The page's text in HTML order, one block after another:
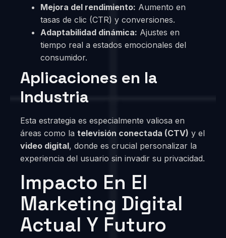
Mejora del rendimiento: Aumento en
tasas de clic (CTR) y conversiones.
Adaptabilidad dinámica: Ajustes en
tiempo real a estados emocionales del
consumidor.
Aplicaciones en la
Industria
Esta estrategia es especialmente valiosa en
áreas como latelevisión conectada (CTV) y el
video digital, donde es crucial personalizar la
experiencia del usuario sin invadir su privacidad.
Impacto En El
Marketing Digital
Actual Y Futuro